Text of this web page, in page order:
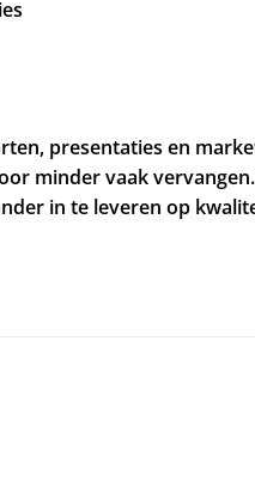
presentaties en
minder vaak
in te leveren op